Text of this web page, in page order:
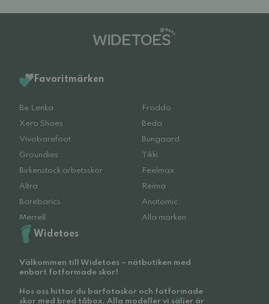
Favoritmärken
Be Lenka
Froddo
Xero Shoes
Beda
Vivobarefoot
Bungaard
Groundies
Tikki
Birkenstock arbetsskor
Feelmax
Altra
Reima
Barebarics
Anatomic
Merrell
Alla märken
Widetoes
Välkommen till Widetoes – nätbutiken med
enbart fotformade skor!
Hos oss hittar du barfotaskor och fotformade
skor med bred tåbox. Alla modeller vi säljer är